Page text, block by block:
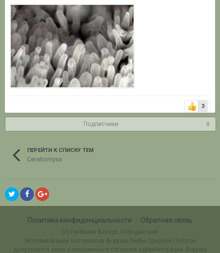
3
Подписчики 0
ПЕРЕЙТИ К СПИСКУ ТЕМ
Ceratiomyxa
Политика конфиденциальности Обратная связь
(c) Грибники & Игорь Лебединский
Использование материалов форума Грибы Средней Полосы
допускается лишь с письменного согласия администрации Форума